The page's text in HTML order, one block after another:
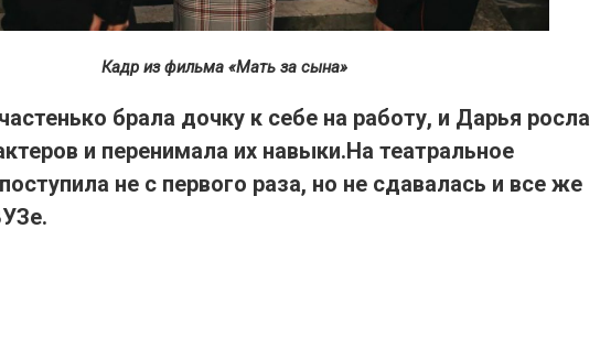
Кадр из фильма «Мать за сына»
брала дочку к себе на работу, и Дарья росла
и перенимала их навыки.На театральное
не с первого раза, но не сдавалась и все же